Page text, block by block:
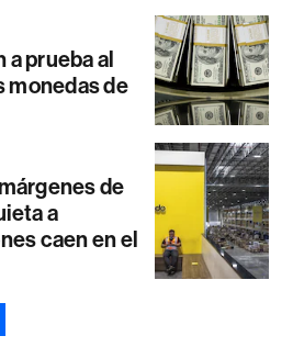
a prueba al
monedas de
de
a
caen en el